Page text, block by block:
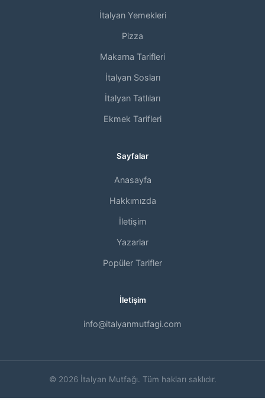
İtalyan Yemekleri
Pizza
Makarna Tarifleri
İtalyan Sosları
İtalyan Tatlıları
Ekmek Tarifleri
Sayfalar
Anasayfa
Hakkımızda
İletişim
Yazarlar
Popüler Tarifler
İletişim
info@italyanmutfagi.com
© 2026 İtalyan Mutfağı. Tüm hakları saklıdır.